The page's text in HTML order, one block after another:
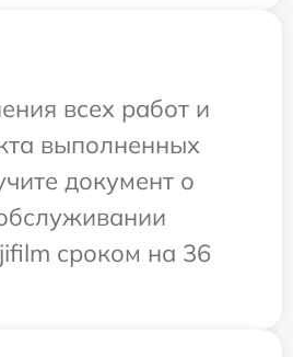
всех работ и
выполненных
документ о
сроком на 36